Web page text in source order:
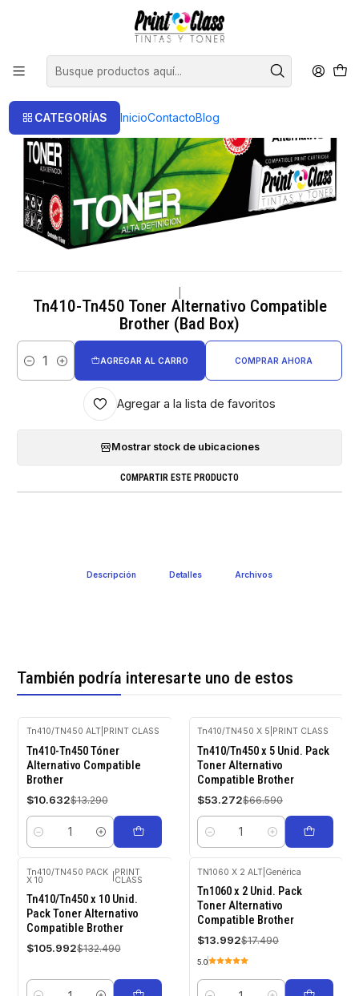
CATEGORÍAS InicioContactoBlog
📦 Envío Gratis compras sobre $120.000
Oferta Productos de segunda
Tn410-Tn450 Toner Alternativo Compatible Brother (Bad Box)
Tn410-Tn450 Toner Alternativo Compatible
Brother (Bad Box)
Cantidad
AGREGAR AL CARRO COMPRAR AHORA
Agregar a la lista de favoritos
Mostrar stock de ubicaciones
COMPARTIR ESTE PRODUCTO
Descripción Detalles Archivos
También podría interesarte uno de estos
-20%
OFF
Tn410/TN450 ALT| PRINT CLASS
Tn410-Tn450 Tóner
Alternativo Compatible
Brother
$10.632$13.290
Cantidad
-20%
OFF
Tn410/TN450 X 5 PRINT CLASS
Tn410/Tn450 x 5 Unid. Pack
Toner Alternativo
Compatible Brother
$53.272$66.590
Cantidad
OFF
Tn410/TN450 PACK
X 10
PRINT
CLASS
Tn410/Tn450 x 10 Unid.
Pack Toner Alternativo
Compatible Brother
$105.992$132.490
-20%
OFF
TN1060 X 2 ALT Genérica
Tn1060 x 2 Unid. Pack
Toner Alternativo
Compatible Brother
$13.992$17.490
5.0